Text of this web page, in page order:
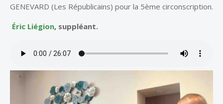
GENEVARD (Les Républicains) pour la 5ème circonscription.
Éric Liégion, suppléant.